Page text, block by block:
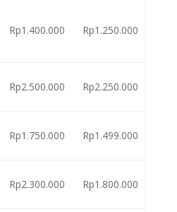
Rp1.400.000 Rp1.250.000
Rp2.500.000 Rp2.250.000
Rp1.750.000 Rp1.499.000
Rp2.300.000 Rp1.800.000